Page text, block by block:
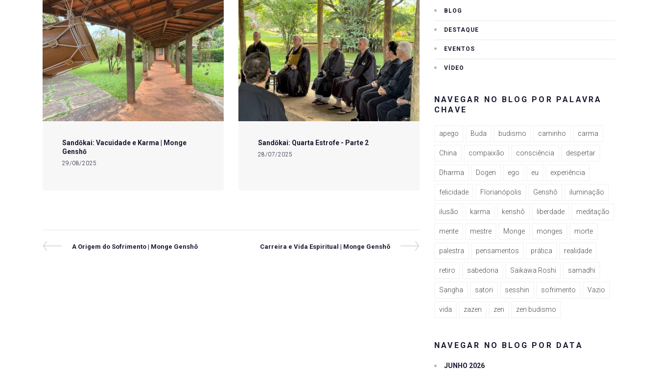
Sandōkai: Vacuidade e Karma | Monge
Genshō
29/08/2025
Sandōkai: Quarta Estrofe - Parte 2
28/07/2025
Navegação
Previous
A Origem do Sofrimento | Monge Genshô
Next
Carreira e Vida Espiritual | Monge Genshô
BLOG
DESTAQUE
EVENTOS
VÍDEO
NAVEGAR NO BLOG POR PALAVRA
CHAVE
apego Buda budismo caminho carma
China compaixão consciência despertar
Dharma Dogen ego eu experiência
felicidade Florianópolis Genshô iluminação
ilusão karma kenshô liberdade meditação
mente mestre Monge monges morte
palestra pensamentos prática realidade
retiro sabedoria Saikawa Roshi samadhi
Sangha satori sesshin sofrimento Vazio
vida zazen zen zen budismo
NAVEGAR NO BLOG POR DATA
JUNHO 2026